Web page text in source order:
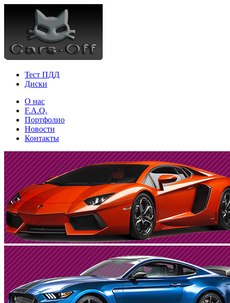
Тест ПДД
Диски
О нас
F.A.Q.
Портфолио
Новости
Контакты